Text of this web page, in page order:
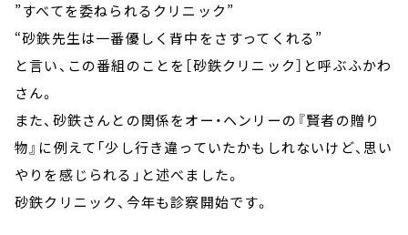
”すべてを委ねられるクリニック”
“砂鉄先生は一番優しく背中をさすってくれる”
と言い、この番組のことを［砂鉄クリニック］と呼ぶふかわ
さん。
また、砂鉄さんとの関係をオー・ヘンリーの『賢者の贈り
物』に例えて「少し行き違っていたかもしれないけど、思い
やりを感じられる」と述べました。
砂鉄クリニック、今年も診察開始です。